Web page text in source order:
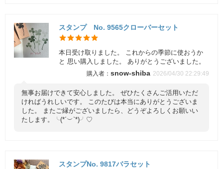
スタンプ No. 9565クローバーセット
本日受け取りました。 これからの季節に使おうか
と 思い購入しました。 ありがとうございました。
snow-shiba 2026/04/30 22:29:49
無事お届けできて安心しました。 ぜひたくさんご活用いただ
ければうれしいです。 このたびは本当にありがとうございま
した。 またご縁がございましたら、どうぞよろしくお願いい
たします。╰(*´︶`*)╯♡
スタンプNo. 9817バラセット